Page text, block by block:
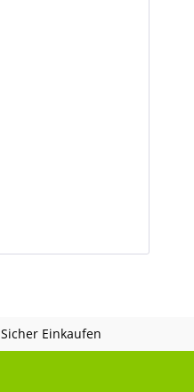
Sicher Einkaufen